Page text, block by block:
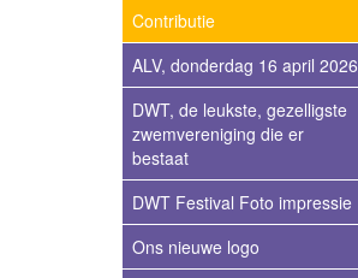
Contributie
ALV, donderdag 16 april 2026
DWT, de leukste, gezelligste
zwemvereniging die er
bestaat
DWT Festival Foto impressie
Ons nieuwe logo